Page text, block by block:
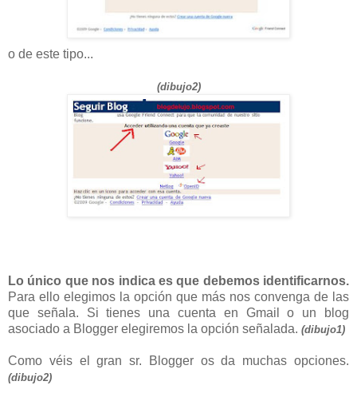
o de este tipo...
(dibujo2)
Lo único que nos indica es que debemos identificarnos.
Para ello elegimos la opción que más nos convenga de las
que señala. Si tienes una cuenta en Gmail o un blog
asociado a Blogger elegiremos la opción señalada. (dibujo1)
Como véis el gran sr. Blogger os da muchas opciones.
(dibujo2)